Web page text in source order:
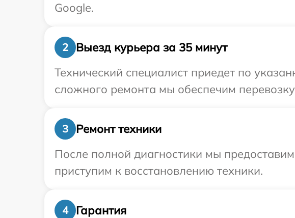
Google.
2
Выезд курьера за 35 минут
Технический специалист приедет по
сложного ремонта мы обеспечим
3
Ремонт техники
После полной диагностики мы
приступим к восстановлению техники.
4
Гарантия